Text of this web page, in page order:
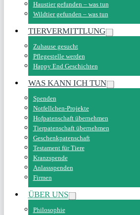
Haustier gefunden – was tun
Wildtier gefunden – was tun
TIERVERMITTLUNG
Zuhause gesucht
Pflegestelle werden
Happy End Geschichten
WAS KANN ICH TUN
Spenden
Notfellchen-Projekte
Hofpatenschaft übernehmen
Tierpatenschaft übernehmen
Geschenkpatenschaft
Testament für Tiere
Kranzspende
Anlassspenden
Firmen
ÜBER UNS
Philosophie